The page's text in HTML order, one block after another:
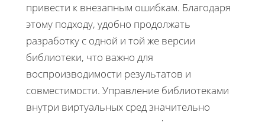
привести к внезапным ошибкам. Благодаря
этому подходу, удобно продолжать
разработку с одной и той же версии
библиотеки, что важно для
воспроизводимости результатов и
совместимости. Управление библиотеками
внутри виртуальных сред значительно